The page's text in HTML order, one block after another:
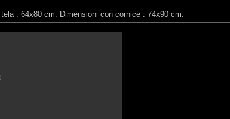
: 64x80 cm. Dimensioni con cornice : 74x90 cm.